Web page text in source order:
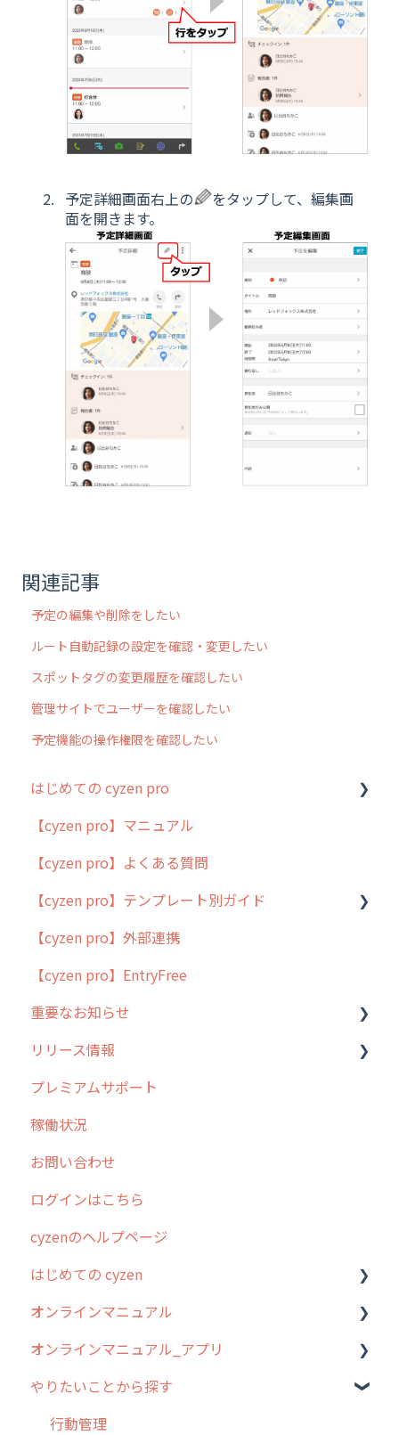
予定詳細画面右上の
をタップして、編集画
面を開きます。
関連記事
予定の編集や削除をしたい
ルート自動記録の設定を確認・変更したい
スポットタグの変更履歴を確認したい
管理サイトでユーザーを確認したい
予定機能の操作権限を確認したい
はじめての cyzen pro
cyzen pro とは？
簡易マニュアル
cyzen proの位置情報取得について
用語集
よくある質問
【cyzen pro】マニュアル
【cyzen pro】よくある質問
【cyzen pro】テンプレート別ガイド
ポスティング
ラウンダー
メンテナンス
外廻り営業
清掃
不動産
【cyzen pro】外部連携
【cyzen pro】EntryFree
重要なお知らせ
過去の重要なお知らせ
障害情報
リリース情報
リリース
2026年のリリース情報
2025年のリリース情報
2024年のリリース情報
2023年のリリース情報
過去のリリース
2019年までのリリース情報
お客様の声を実現しました
プレミアムサポート
稼働状況
お問い合わせ
ログインはこちら
cyzenのヘルプページ
はじめての cyzen
0. はじめてのcyzenの使い方
1. cyzenについて知ろう
2. 主要機能の概要
3. cyzenの位置情報取得について
オンラインマニュアル
管理サイトの使い始め
ユーザー・グループ管理
行動管理
オンラインマニュアル_アプリ
アプリの使い始め
ホーム画面
やりたいことから探す
行動管理